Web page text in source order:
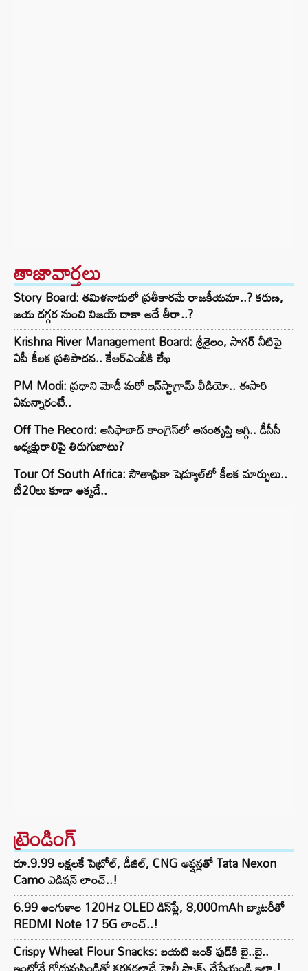
తాజావార్తలు
Story Board: తమిళనాడులో ప్రతీకారమే రాజకీయమా..? కరుణ,
జయ దగ్గర నుంచి విజయ్ దాకా అదే తీరా..?
Krishna River Management Board: శ్రీశైలం, సాగర్ నీటిపై
ఏపీ కీలక ప్రతిపాదన.. కేఆర్ఎంబీకి లేఖ
PM Modi: ప్రధాని మోడీ మరో ఇన్‌స్టాగ్రామ్ వీడియో.. ఈసారి
ఏమన్నారంటే..
Off The Record: ఆసిఫాబాద్ కాంగ్రెస్‌లో అసంతృప్తి అగ్గి.. డీసీసీ
అధ్యక్షురాలిపై తిరుగుబాటు?
Tour Of South Africa: సౌతాఫ్రికా షెడ్యూల్‌లో కీలక మార్పులు..
టీ20లు కూడా అక్కడే..
ట్రెండింగ్‌
రూ.9.99 లక్షలకే పెట్రోల్, డీజిల్, CNG ఆప్షన్లతో Tata Nexon
Camo ఎడిషన్ లాంచ్..!
6.99 అంగుళాల 120Hz OLED డిస్‌ప్లే, 8,000mAh బ్యాటరీతో
REDMI Note 17 5G లాంచ్..!
Crispy Wheat Flour Snacks: బయటి జంక్ ఫుడ్‌కి బై..బై..